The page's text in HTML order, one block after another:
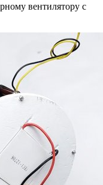
вентилятору с